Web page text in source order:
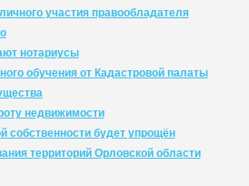
участия правообладателя
нотариусы
обучения от Кадастровой палаты
недвижимости
собственности будет упрощён
территорий Орловской области